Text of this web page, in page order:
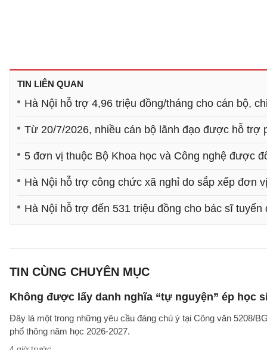
TIN LIÊN QUAN
Hà Nội hỗ trợ 4,96 triệu đồng/tháng cho cán bộ,
Từ 20/7/2026, nhiều cán bộ lãnh đạo được hỗ trợ
5 đơn vị thuộc Bộ Khoa học và Công nghệ được
Hà Nội hỗ trợ công chức xã nghỉ do sắp xếp đơn
Hà Nội hỗ trợ đến 531 triệu đồng cho bác sĩ
TIN CÙNG CHUYÊN MỤC
Không được lấy danh nghĩa “tự nguyện” ép học
Đây là một trong những yêu cầu đáng chú ý tại Công văn 5208/
phổ thông năm học 2026-2027.